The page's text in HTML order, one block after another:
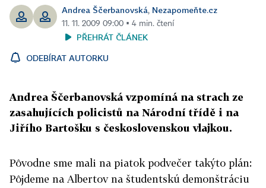
Andrea Ščerbanovská, Nezapomeňte.cz
11. 11. 2009 09:00 ▪ 4 min. čtení
PŘEHRÁT ČLÁNEK
ODEBÍRAT AUTORKU
Andrea Ščerbanovská vzpomíná na strach ze
zasahujících policistů na Národní třídě i na
Jiřího Bartošku s československou vlajkou.
Pôvodne sme mali na piatok podvečer takýto plán:
Pôjdeme na Albertov na študentskú demonštráciu